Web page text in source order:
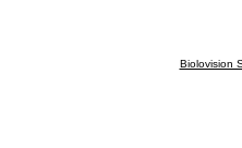
Biolovision